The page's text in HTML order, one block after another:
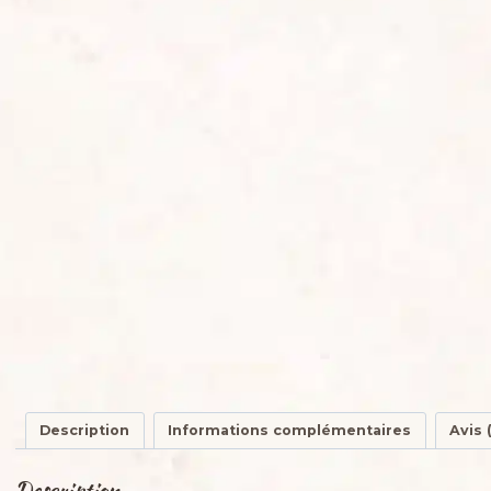
Description Informations complémentaires Avis